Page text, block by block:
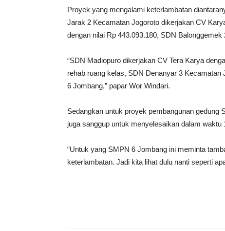
Proyek yang mengalami keterlambatan
Jarak 2 Kecamatan Jogoroto dikerjakan CV
dengan nilai Rp 443.093.180, SDN
“SDN Madiopuro dikerjakan CV Tera Karya
rehab ruang kelas, SDN Denanyar 3
6 Jombang,” papar Wor Windari.
Sedangkan untuk proyek pembangunan gedung
juga sanggup untuk menyelesaikan dalam waktu
“Untuk yang SMPN 6 Jombang ini meminta
keterlambatan. Jadi kita lihat dulu nanti seperti